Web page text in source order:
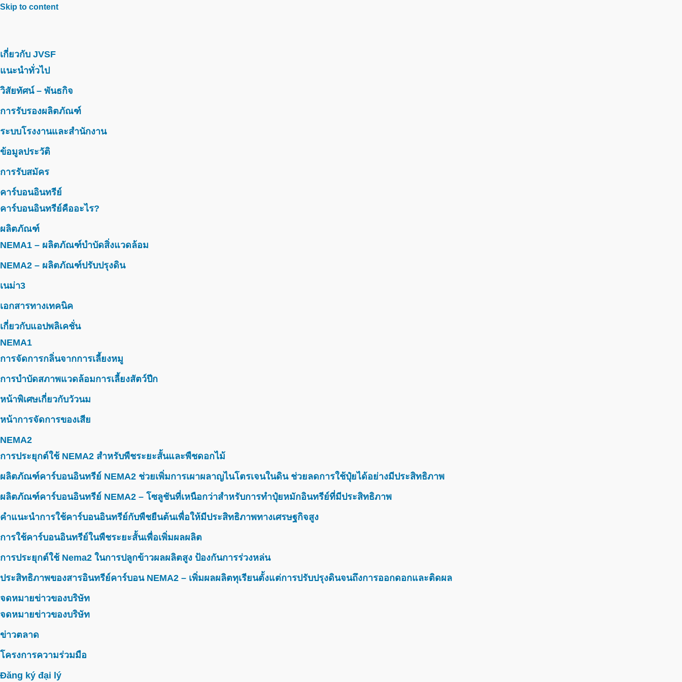
Skip to content
เกี่ยวกับ JVSF
แนะนำทั่วไป
วิสัยทัศน์ – พันธกิจ
การรับรองผลิตภัณฑ์
ระบบโรงงานและสำนักงาน
ข้อมูลประวัติ
การรับสมัคร
คาร์บอนอินทรีย์
คาร์บอนอินทรีย์คืออะไร?
ผลิตภัณฑ์
NEMA1 – ผลิตภัณฑ์บำบัดสิ่งแวดล้อม
NEMA2 – ผลิตภัณฑ์ปรับปรุงดิน
เนม่า3
เอกสารทางเทคนิค
เกี่ยวกับแอปพลิเคชั่น
NEMA1
การจัดการกลิ่นจากการเลี้ยงหมู
การบำบัดสภาพแวดล้อมการเลี้ยงสัตว์ปีก
หน้าพิเศษเกี่ยวกับวัวนม
หน้าการจัดการของเสีย
NEMA2
การประยุกต์ใช้ NEMA2 สำหรับพืชระยะสั้นและพืชดอกไม้
ผลิตภัณฑ์คาร์บอนอินทรีย์ NEMA2 ช่วยเพิ่มการเผาผลาญไนโตรเจนในดิน ช่วยลดการใช้ปุ๋ยได้อย่างมีประสิทธิภาพ
ผลิตภัณฑ์คาร์บอนอินทรีย์ NEMA2 – โซลูชันที่เหนือกว่าสำหรับการทำปุ๋ยหมักอินทรีย์ที่มีประสิทธิภาพ
คำแนะนำการใช้คาร์บอนอินทรีย์กับพืชยืนต้นเพื่อให้มีประสิทธิภาพทางเศรษฐกิจสูง
การใช้คาร์บอนอินทรีย์ในพืชระยะสั้นเพื่อเพิ่มผลผลิต
การประยุกต์ใช้ Nema2 ในการปลูกข้าวผลผลิตสูง ป้องกันการร่วงหล่น
ประสิทธิภาพของสารอินทรีย์คาร์บอน NEMA2 – เพิ่มผลผลิตทุเรียนตั้งแต่การปรับปรุงดินจนถึงการออกดอกและติดผล
จดหมายข่าวของบริษัท
จดหมายข่าวของบริษัท
ข่าวตลาด
โครงการความร่วมมือ
Đăng ký đại lý